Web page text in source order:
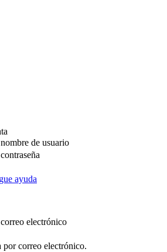
de usuario
ayuda
electrónico
por correo electrónico.